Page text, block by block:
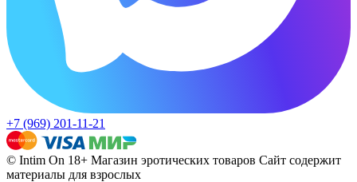
+7 (969) 201-11-21
© Intim On 18+ Магазин эротических товаров Сайт содержит
материалы для взрослых